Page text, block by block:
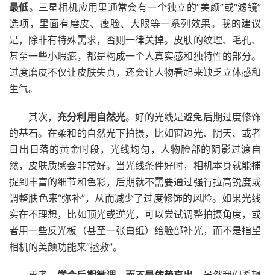
最低。三星相机应用里通常会有一个独立的“美颜”或“滤镜”
选项，里面有磨皮、瘦脸、大眼等一系列效果。我的建议
是，除非有特殊需求，否则一律关掉。皮肤的纹理、毛孔、
甚至一些小瑕疵，都是构成一个人真实感和独特性的部分。
过度磨皮不仅让皮肤失真，还会让人物看起来缺乏立体感和
生气。
其次， 充分利用自然光。好的光线是避免后期过度修饰
的基石。在柔和的自然光下拍摄，比如窗边光、阴天、或者
日出日落的黄金时段，光线均匀，人物脸部的阴影过渡自
然，皮肤质感会非常好。当光线条件好时，相机本身就能捕
捉到丰富的细节和色彩，后期就不需要通过强行拉高锐度或
调整肤色来“弥补”，从而减少了过度修饰的风险。如果光线
实在不理想，比如顶光或逆光，可以尝试调整拍摄角度，或
者用一些反光板（甚至一张白纸）给脸部补光，而不是指望
相机的美颜功能来“拯救”。